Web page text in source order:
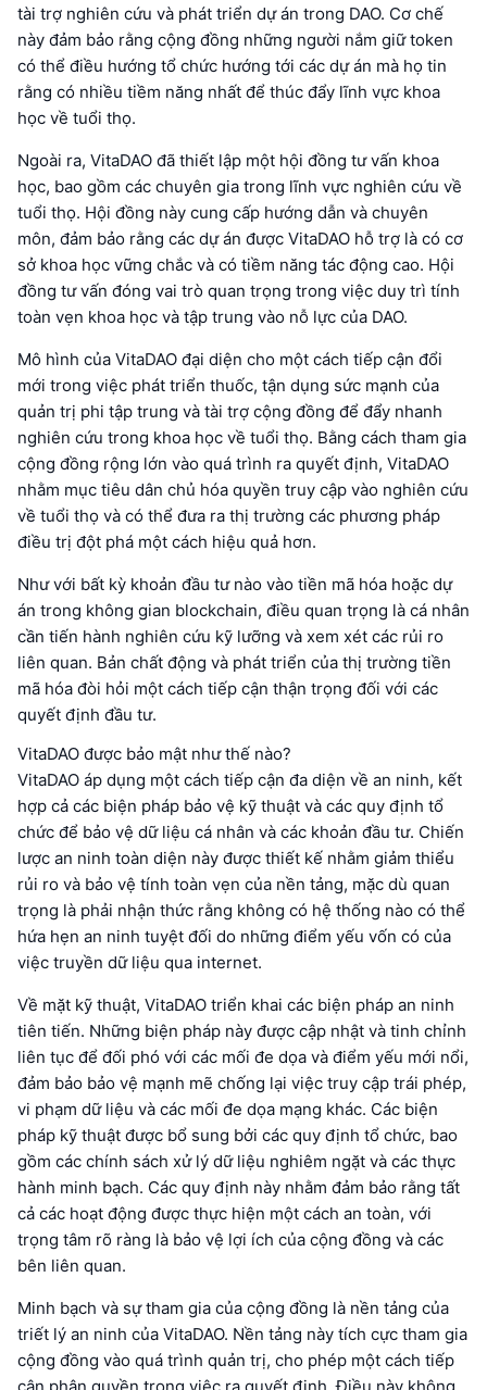
tài trợ nghiên cứu và phát triển dự án trong DAO. Cơ chế
này đảm bảo rằng cộng đồng những người nắm giữ token
có thể điều hướng tổ chức hướng tới các dự án mà họ tin
rằng có nhiều tiềm năng nhất để thúc đẩy lĩnh vực khoa
học về tuổi thọ.
Ngoài ra, VitaDAO đã thiết lập một hội đồng tư vấn khoa
học, bao gồm các chuyên gia trong lĩnh vực nghiên cứu về
tuổi thọ. Hội đồng này cung cấp hướng dẫn và chuyên
môn, đảm bảo rằng các dự án được VitaDAO hỗ trợ là có cơ
sở khoa học vững chắc và có tiềm năng tác động cao. Hội
đồng tư vấn đóng vai trò quan trọng trong việc duy trì tính
toàn vẹn khoa học và tập trung vào nỗ lực của DAO.
Mô hình của VitaDAO đại diện cho một cách tiếp cận đổi
mới trong việc phát triển thuốc, tận dụng sức mạnh của
quản trị phi tập trung và tài trợ cộng đồng để đẩy nhanh
nghiên cứu trong khoa học về tuổi thọ. Bằng cách tham gia
cộng đồng rộng lớn vào quá trình ra quyết định, VitaDAO
nhằm mục tiêu dân chủ hóa quyền truy cập vào nghiên cứu
về tuổi thọ và có thể đưa ra thị trường các phương pháp
điều trị đột phá một cách hiệu quả hơn.
Như với bất kỳ khoản đầu tư nào vào tiền mã hóa hoặc dự
án trong không gian blockchain, điều quan trọng là cá nhân
cần tiến hành nghiên cứu kỹ lưỡng và xem xét các rủi ro
liên quan. Bản chất động và phát triển của thị trường tiền
mã hóa đòi hỏi một cách tiếp cận thận trọng đối với các
quyết định đầu tư.
VitaDAO được bảo mật như thế nào?
VitaDAO áp dụng một cách tiếp cận đa diện về an ninh, kết
hợp cả các biện pháp bảo vệ kỹ thuật và các quy định tổ
chức để bảo vệ dữ liệu cá nhân và các khoản đầu tư. Chiến
lược an ninh toàn diện này được thiết kế nhằm giảm thiểu
rủi ro và bảo vệ tính toàn vẹn của nền tảng, mặc dù quan
trọng là phải nhận thức rằng không có hệ thống nào có thể
hứa hẹn an ninh tuyệt đối do những điểm yếu vốn có của
việc truyền dữ liệu qua internet.
Về mặt kỹ thuật, VitaDAO triển khai các biện pháp an ninh
tiên tiến. Những biện pháp này được cập nhật và tinh chỉnh
liên tục để đối phó với các mối đe dọa và điểm yếu mới nổi,
đảm bảo bảo vệ mạnh mẽ chống lại việc truy cập trái phép,
vi phạm dữ liệu và các mối đe dọa mạng khác. Các biện
pháp kỹ thuật được bổ sung bởi các quy định tổ chức, bao
gồm các chính sách xử lý dữ liệu nghiêm ngặt và các thực
hành minh bạch. Các quy định này nhằm đảm bảo rằng tất
cả các hoạt động được thực hiện một cách an toàn, với
trọng tâm rõ ràng là bảo vệ lợi ích của cộng đồng và các
bên liên quan.
Minh bạch và sự tham gia của cộng đồng là nền tảng của
triết lý an ninh của VitaDAO. Nền tảng này tích cực tham gia
cộng đồng vào quá trình quản trị, cho phép một cách tiếp